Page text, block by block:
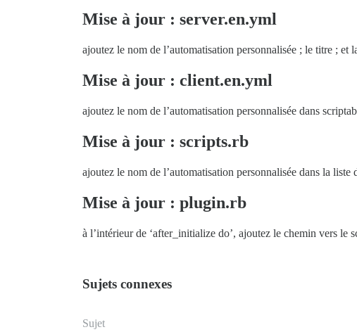
Mise à jour : server.en.yml
ajoutez le nom de l’automatisation personnalisée ; le titre ;
Mise à jour : client.en.yml
ajoutez le nom de l’automatisation personnalisée dans
Mise à jour : scripts.rb
ajoutez le nom de l’automatisation personnalisée dans la
Mise à jour : plugin.rb
à l’intérieur de ‘after_initialize do’, ajoutez le chemin vers le
Sujets connexes
Sujet